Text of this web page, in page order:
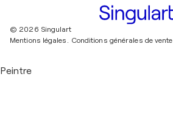
© 2026 Singulart
Mentions légales. Conditions générales de vente
Peintre